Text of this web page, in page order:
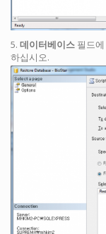
5. 데이터베이스 필드에
하십시오.